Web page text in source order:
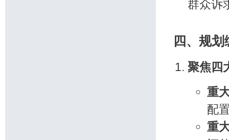
群众诉
四、规
聚焦四
重
配
重